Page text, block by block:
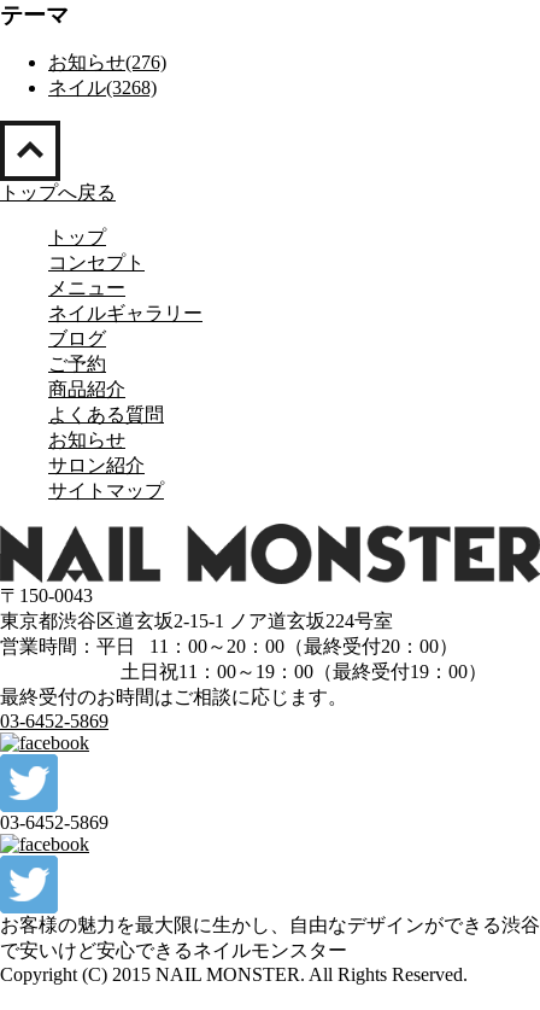
テーマ
お知らせ(276)
ネイル(3268)
トップへ戻る
トップ
コンセプト
メニュー
ネイルギャラリー
ブログ
ご予約
商品紹介
よくある質問
お知らせ
サロン紹介
サイトマップ
〒150-0043
東京都渋谷区道玄坂2-15-1 ノア道玄坂224号室
営業時間：平日 11：00～20：00（最終受付20：00）
土日祝11：00～19：00（最終受付19：00）
最終受付のお時間はご相談に応じます。
03-6452-5869
03-6452-5869
お客様の魅力を最大限に生かし、自由なデザインができる渋谷
で安いけど安心できるネイルモンスター
Copyright (C) 2015 NAIL MONSTER. All Rights Reserved.